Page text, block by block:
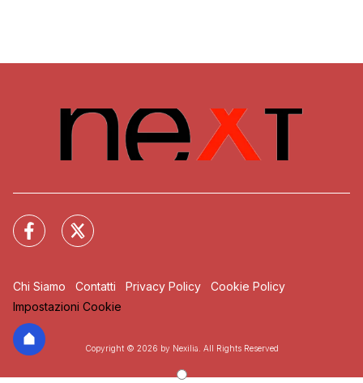
Chi Siamo Contatti Privacy Policy
Cookie Policy
Impostazioni Cookie
Copyright © 2026 by Nexilia. All Rights Reserved